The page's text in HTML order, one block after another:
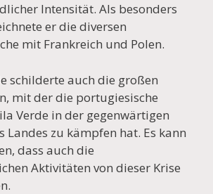
Intensität. Als besonders
er die diversen
mit Frankreich und Polen.
schilderte auch die großen
mit der die portugiesische
Verde in der gegenwärtigen
Landes zu kämpfen hat. Es kann
dass auch die
Aktivitäten von dieser Krise